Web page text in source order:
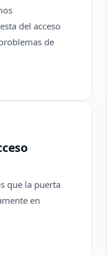
del acceso
de
que la puerta
en